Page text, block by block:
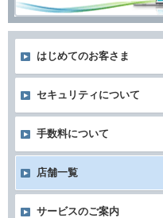
はじめてのお客さま
セキュリティについて
手数料について
店舗一覧
サービスのご案内